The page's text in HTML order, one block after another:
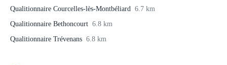
Qualitionnaire Courcelles-lès-Montbéliard 6.7 km
Qualitionnaire Bethoncourt 6.8 km
Qualitionnaire Trévenans 6.8 km